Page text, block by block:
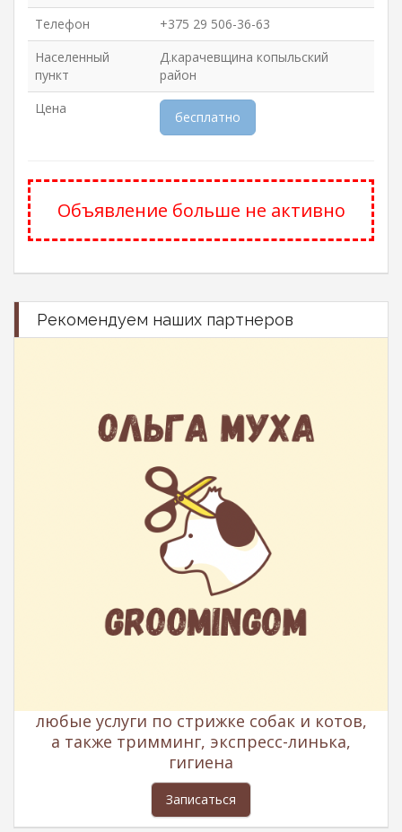
Телефон
+375 29 506-36-63
Населенный
пункт
Д.карачевщина копыльский
район
Цена
бесплатно
Объявление больше не активно
Рекомендуем наших партнеров
любые услуги по стрижке собак и котов,
а также тримминг, экспресс-линька,
гигиена
Записаться